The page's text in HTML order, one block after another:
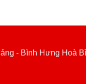
- Bình Hưng Hoà